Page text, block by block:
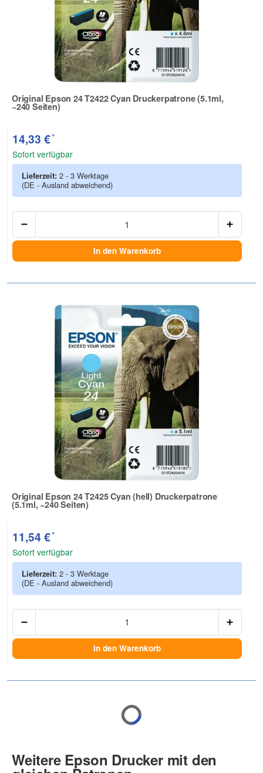
Original Epson 24 T2422 Cyan Druckerpatrone (5.1ml,
~240 Seiten)
Zur Artikelbewertung
14,33 €*
Sofort verfügbar
Lieferzeit: 2 - 3 Werktage
(DE - Ausland abweichend)
In den Warenkorb
Original Epson 24 T2425 Cyan (hell) Druckerpatrone
(5.1ml, ~240 Seiten)
Zur Artikelbewertung
11,54 €*
Sofort verfügbar
Lieferzeit: 2 - 3 Werktage
(DE - Ausland abweichend)
In den Warenkorb
Weitere Epson Drucker mit den